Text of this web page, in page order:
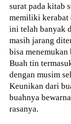
surat pada kitab
memiliki kerabat
ini telah banyak
masih jarang
bisa
Buah tin
dengan musim
Keunikan dari
buahnya
rasanya.